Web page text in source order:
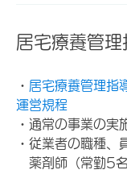
居宅療養管
・ 居宅療養管理指
運営規程
・通常の事業の
・従業者の職種、
薬剤師（常勤5